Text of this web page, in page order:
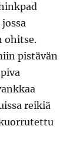
ohitse.
pistävän
reikiä